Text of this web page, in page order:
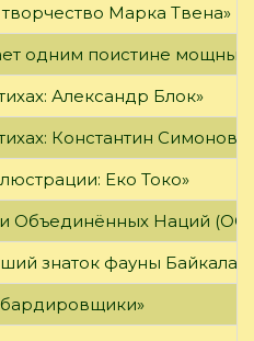
Марка Твена»
одним поистине
Александр Блок»
Константин Симонов»
Еко Токо»
Объединённых Наций
знаток фауны Байкала»